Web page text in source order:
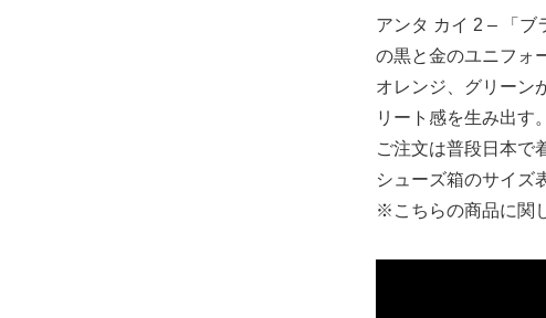
アンタ カイ 2 – 「
の黒と金のユニフォ
オレンジ、グリーン
リート感を生み出す
ご注文は普段日本で
シューズ箱のサイズ
※こちらの商品に関
31,900円(税込)
24.5cm
31,900円(税込)
25.5cm